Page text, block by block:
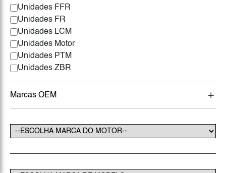
Unidades FFR
Unidades FR
Unidades LCM
Unidades Motor
Unidades PTM
Unidades ZBR
Marcas OEM